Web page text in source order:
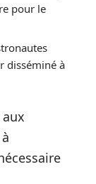
pour le
disséminé à